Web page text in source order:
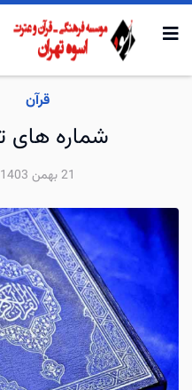
قرآن
شماره های
21 بهمن 1403